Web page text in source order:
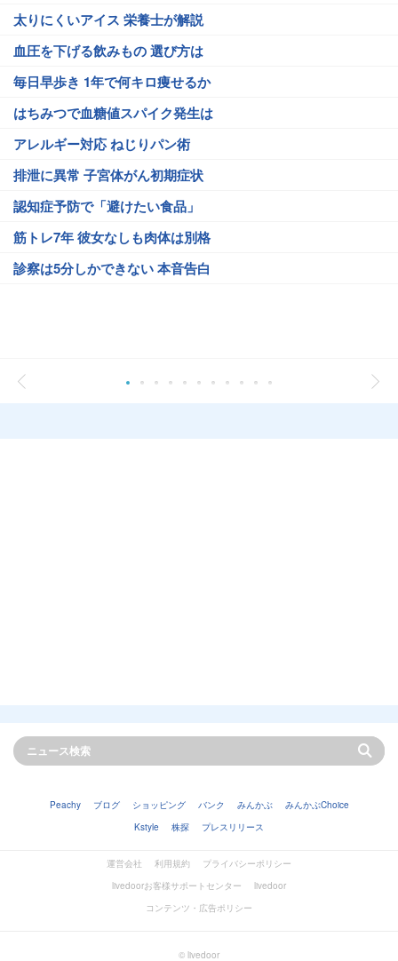
太りにくいアイス 栄養士が解説
血圧を下げる飲みもの 選び方は
毎日早歩き 1年で何キロ痩せるか
はちみつで血糖値スパイク発生は
アレルギー対応 ねじりパン術
排泄に異常 子宮体がん初期症状
認知症予防で「避けたい食品」
筋トレ7年 彼女なしも肉体は別格
診察は5分しかできない 本音告白
Peachy ブログ ショッピング バンク みんかぶ
みんかぶChoice
Kstyle
株探 プレスリリース
運営会社 利用規約
プライバシーポリシー
livedoorお客様サポートセンター
livedoor
コンテンツ・広告ポリシー
© livedoor